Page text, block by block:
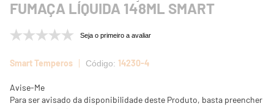
FUMAÇA LÍQUIDA 148ML SMART
Seja o primeiro a avaliar
Smart Temperos 14230-4
Avise-Me
Para ser avisado da disponibilidade deste Produto, basta preencher